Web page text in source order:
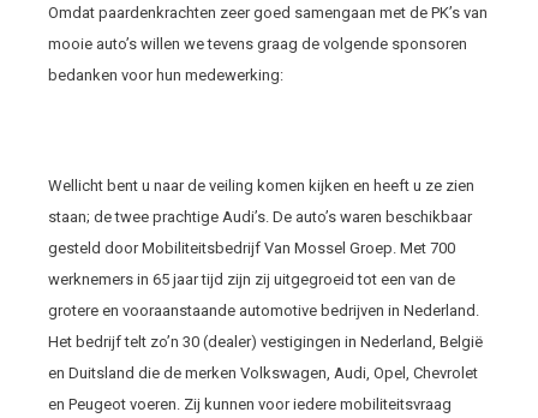
Omdat paardenkrachten zeer goed samengaan met de PK’s van
mooie auto’s willen we tevens graag de volgende sponsoren
bedanken voor hun medewerking:
Wellicht bent u naar de veiling komen kijken en heeft u ze zien
staan; de twee prachtige Audi’s. De auto’s waren beschikbaar
gesteld door Mobiliteitsbedrijf Van Mossel Groep. Met 700
werknemers in 65 jaar tijd zijn zij uitgegroeid tot een van de
grotere en vooraanstaande automotive bedrijven in Nederland.
Het bedrijf telt zo’n 30 (dealer) vestigingen in Nederland, België
en Duitsland die de merken Volkswagen, Audi, Opel, Chevrolet
en Peugeot voeren. Zij kunnen voor iedere mobiliteitsvraag